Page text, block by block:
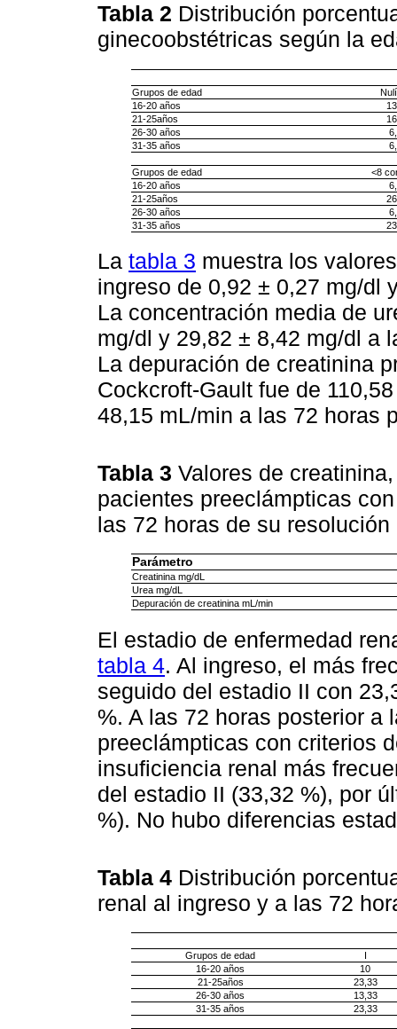
Tabla 2 Distribución
ginecoobstétricas según la
Grupos de edad
16-20 años
21-25años
26-30 años
31-35 años
Grupos de edad
<8
16-20 años
21-25años
26-30 años
31-35 años
La tabla 3 muestra los
ingreso de 0,92 ± 0,27 mg/dl
La concentración media de
mg/dl y 29,82 ± 8,42 mg/dl a
La depuración de creatinina
Cockcroft-Gault fue de
48,15 mL/min a las 72 horas
Tabla 3 Valores de
pacientes preeclámpticas
las 72 horas de su resolución
Parámetro
Creatinina mg/dL
Urea mg/dL
Depuración de creatinina mL/min
El estadio de enfermedad
tabla 4. Al ingreso, el más
seguido del estadio II con
%. A las 72 horas posterior a
preeclámpticas con criterios
insuficiencia renal más
del estadio II (33,32 %), por
%). No hubo diferencias
Tabla 4 Distribución
renal al ingreso y a las 72
Grupos de edad
I
16-20 años
10
21-25años
23,33
26-30 años
13,33
31-35 años
23,33